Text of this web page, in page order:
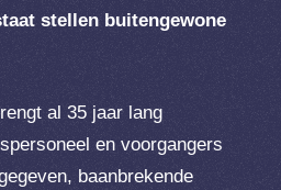
stellen buitengewone
al 35 jaar lang
en voorgangers
baanbrekende